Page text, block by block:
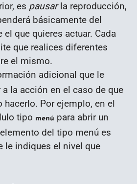
es pausarla reproducción,
básicamente del
el que quieres actuar. Cada
que realices diferentes
el mismo.
adicional que le
a la acción en el caso de que
hacerlo. Por ejemplo, en el
tipo menú para abrir un
del tipo menú es
le indiques el nivel que